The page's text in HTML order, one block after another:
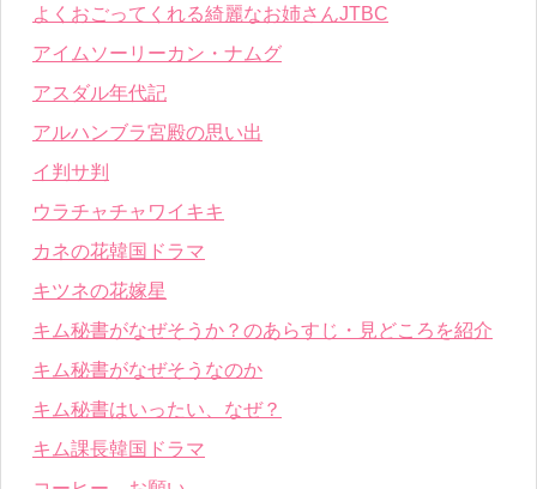
よくおごってくれる綺麗なお姉さんJTBC
アイムソーリーカン・ナムグ
アスダル年代記
アルハンブラ宮殿の思い出
イ判サ判
ウラチャチャワイキキ
カネの花韓国ドラマ
キツネの花嫁星
キム秘書がなぜそうか？のあらすじ・見どころを紹介
キム秘書がなぜそうなのか
キム秘書はいったい、なぜ？
キム課長韓国ドラマ